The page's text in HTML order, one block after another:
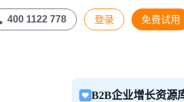
400 1122 778 登录 免费试用
B2B企业增长资源